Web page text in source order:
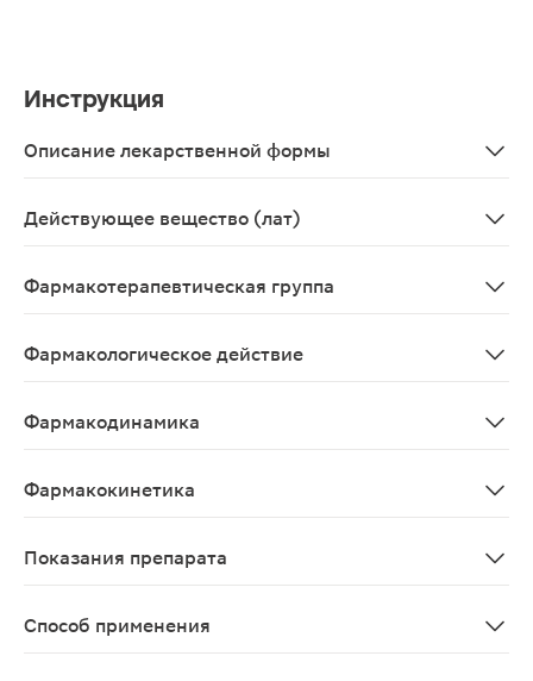
Инструкция
Описание лекарственной формы
Действующее вещество (лат)
Фармакотерапевтическая группа
Фармакологическое действие
Фармакодинамика
Фармакокинетика
Показания препарата
Способ применения